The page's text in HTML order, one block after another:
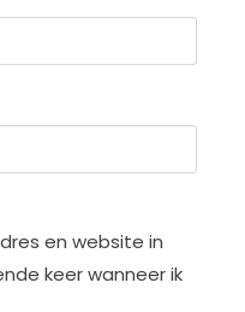
en website in
keer wanneer ik